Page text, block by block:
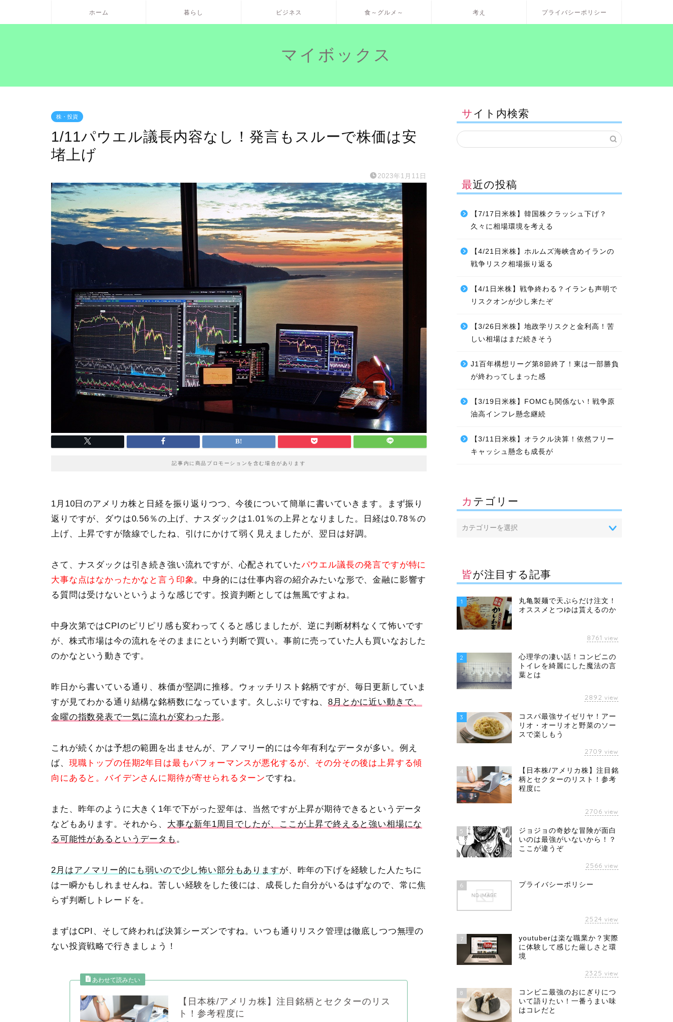
ホーム 暮らし ビジネス 食～グルメ～ 考え プライバシーポリシー
マイボックス
株・投資
1/11パウエル議長内容なし！発言もスルーで株価は安
堵上げ
2023年1月11日
記事内に商品プロモーションを含む場合があります
1月10日のアメリカ株と日経を振り返りつつ、今後について簡単に書いていきます。まず振り
返りですが、
ダウは0.56％の上げ、ナスダックは1.01％の上昇 となりました。
日経は0.78％の
上げ、上昇ですが陰線でしたね、引けにかけて弱く見えましたが、翌日は好調。
さて、ナスダックは引き続き強い流れですが、心配されていたパウエル議長の発言ですが特に
大事な点はなかったかなと言う印象 。中身的には仕事内容の紹介みたいな形で、金融に影響す
る質問は受けないというような感じです。投資判断としては無風ですよね。
中身次第ではCPIのピリピリ感も変わってくると感じましたが、逆に判断材料なくて怖いです
が、株式市場は今の流れをそのままにという判断で買い。事前に売っていた人も買いなおした
のかなという動きです。
昨日から書いている通り、株価が堅調に推移。ウォッチリスト銘柄ですが、毎日更新していま
すが見てわかる通り結構な銘柄数になっています。久しぶりですね、8月とかに近い動きで、
金曜の指数発表で一気に流れが変わった形。
これが続くかは予想の範囲を出ませんが、アノマリー的には今年有利なデータが多い。例え
ば、 現職トップの任期2年目は最もパフォーマンスが悪化するが、その分その後は上昇する傾
向にあると。バイデンさんに期待が寄せられるターンですね。
また、昨年のように大きく1年で下がった翌年は、当然ですが上昇が期待できるというデータ
などもあります。それから、 大事な新年1周目でしたが、ここが上昇で終えると強い相場にな
る可能性があるというデータも 。
2月はアノマリー的にも弱いので少し怖い部分もありますが、昨年の下げを経験した人たちに
は一瞬かもしれませんね。苦しい経験をした後には、成長した自分がいるはずなので、常に焦
らず判断しトレードを。
まずはCPI、そして終われば決算シーズンですね。いつも通りリスク管理は徹底しつつ無理の
ない投資戦略で行きましょう！
【日本株/アメリカ株】注目銘柄とセクターのリス
ト！参考程度に
サイト内検索
最近の投稿
【7/17日米株】韓国株クラッシュ下げ？
久々に相場環境を考える
【4/21日米株】ホルムズ海峡含めイランの
戦争リスク相場振り返る
【4/1日米株】戦争終わる？イランも声明で
リスクオンが少し来たぞ
【3/26日米株】地政学リスクと金利高！苦
しい相場はまだ続きそう
J1百年構想リーグ第8節終了！東は一部勝負
が終わってしまった感
【3/19日米株】FOMCも関係ない！戦争原
油高インフレ懸念継続
【3/11日米株】オラクル決算！依然フリー
キャッシュ懸念も成長が
カテゴリー
皆が注目する記事
1
丸亀製麺で天ぷらだけ注文！
オススメとつゆは貰えるのか
8761 view
2
心理学の凄い話！コンビニの
トイレを綺麗にした魔法の言
葉とは
2892 view
3
コスパ最強サイゼリヤ！アー
リオ・オーリオと野菜のソー
スで楽しもう
2709 view
4
【日本株/アメリカ株】注目銘
柄とセクターのリスト！参考
程度に
2706 view
5
ジョジョの奇妙な冒険が面白
いのは最強がいないから！？
ここが違うぞ
2566 view
6 プライバシーポリシー
2524 view
7
youtuberは楽な職業か？実際
に体験して感じた厳しさと環
境
2325 view
8
コンビニ最強のおにぎりにつ
いて語りたい！一番うまい味
はコレだと